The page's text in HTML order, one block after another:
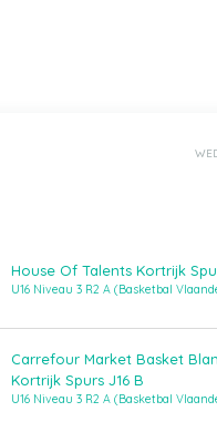
House Of Talents Kortrijk
U16 Niveau 3 R2 A (Basketbal
Carrefour Market Basket
Kortrijk Spurs J16 B
U16 Niveau 3 R2 A (Basketbal